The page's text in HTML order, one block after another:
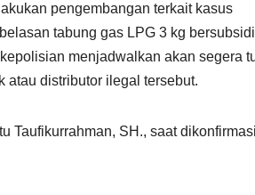
pengembangan terkait kasus
tabung gas LPG 3 kg
menjadwalkan akan segera
atau distributor ilegal tersebut.
Taufikurrahman, SH., saat